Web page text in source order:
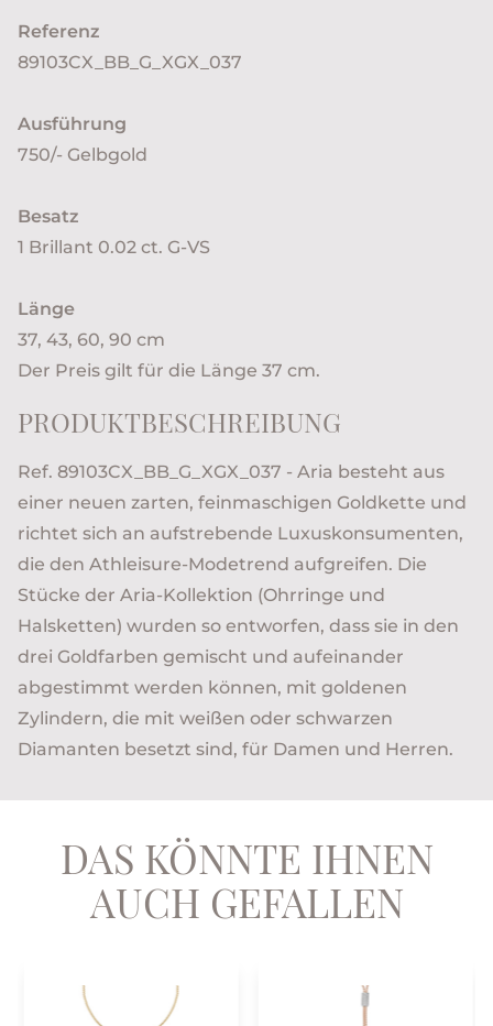
Referenz
89103CX_BB_G_XGX_037
Ausführung
750/- Gelbgold
Besatz
1 Brillant 0.02 ct. G-VS
Länge
37, 43, 60, 90 cm
Der Preis gilt für die Länge 37 cm.
PRODUKTBESCHREIBUNG
Ref. 89103CX_BB_G_XGX_037 - Aria besteht aus
einer neuen zarten, feinmaschigen Goldkette und
richtet sich an aufstrebende Luxuskonsumenten,
die den Athleisure-Modetrend aufgreifen. Die
Stücke der Aria-Kollektion (Ohrringe und
Halsketten) wurden so entworfen, dass sie in den
drei Goldfarben gemischt und aufeinander
abgestimmt werden können, mit goldenen
Zylindern, die mit weißen oder schwarzen
Diamanten besetzt sind, für Damen und Herren.
DAS KÖNNTE IHNEN
AUCH GEFALLEN